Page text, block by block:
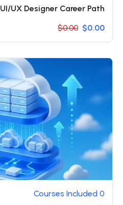
UI/UX Designer Career Path
$0.00 $0.00
0 Courses Included